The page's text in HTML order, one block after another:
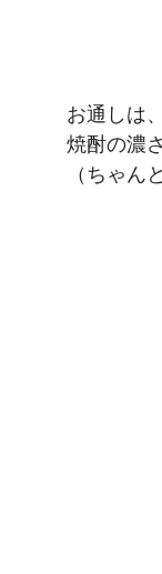
お通しは
焼酎の濃
（ちゃん